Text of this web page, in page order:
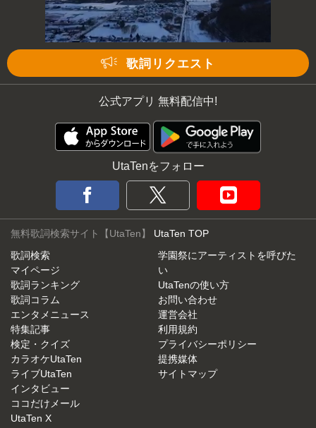
歌詞リクエスト
公式アプリ 無料配信中!
UtaTenをフォロー
無料歌詞検索サイト【UtaTen】 UtaTen TOP
歌詞検索
マイページ
歌詞ランキング
歌詞コラム
エンタメニュース
特集記事
検定・クイズ
カラオケUtaTen
ライブUtaTen
インタビュー
ココだけメール
UtaTen X
学園祭にアーティストを呼びた
い
UtaTenの使い方
お問い合わせ
運営会社
利用規約
プライバシーポリシー
提携媒体
サイトマップ